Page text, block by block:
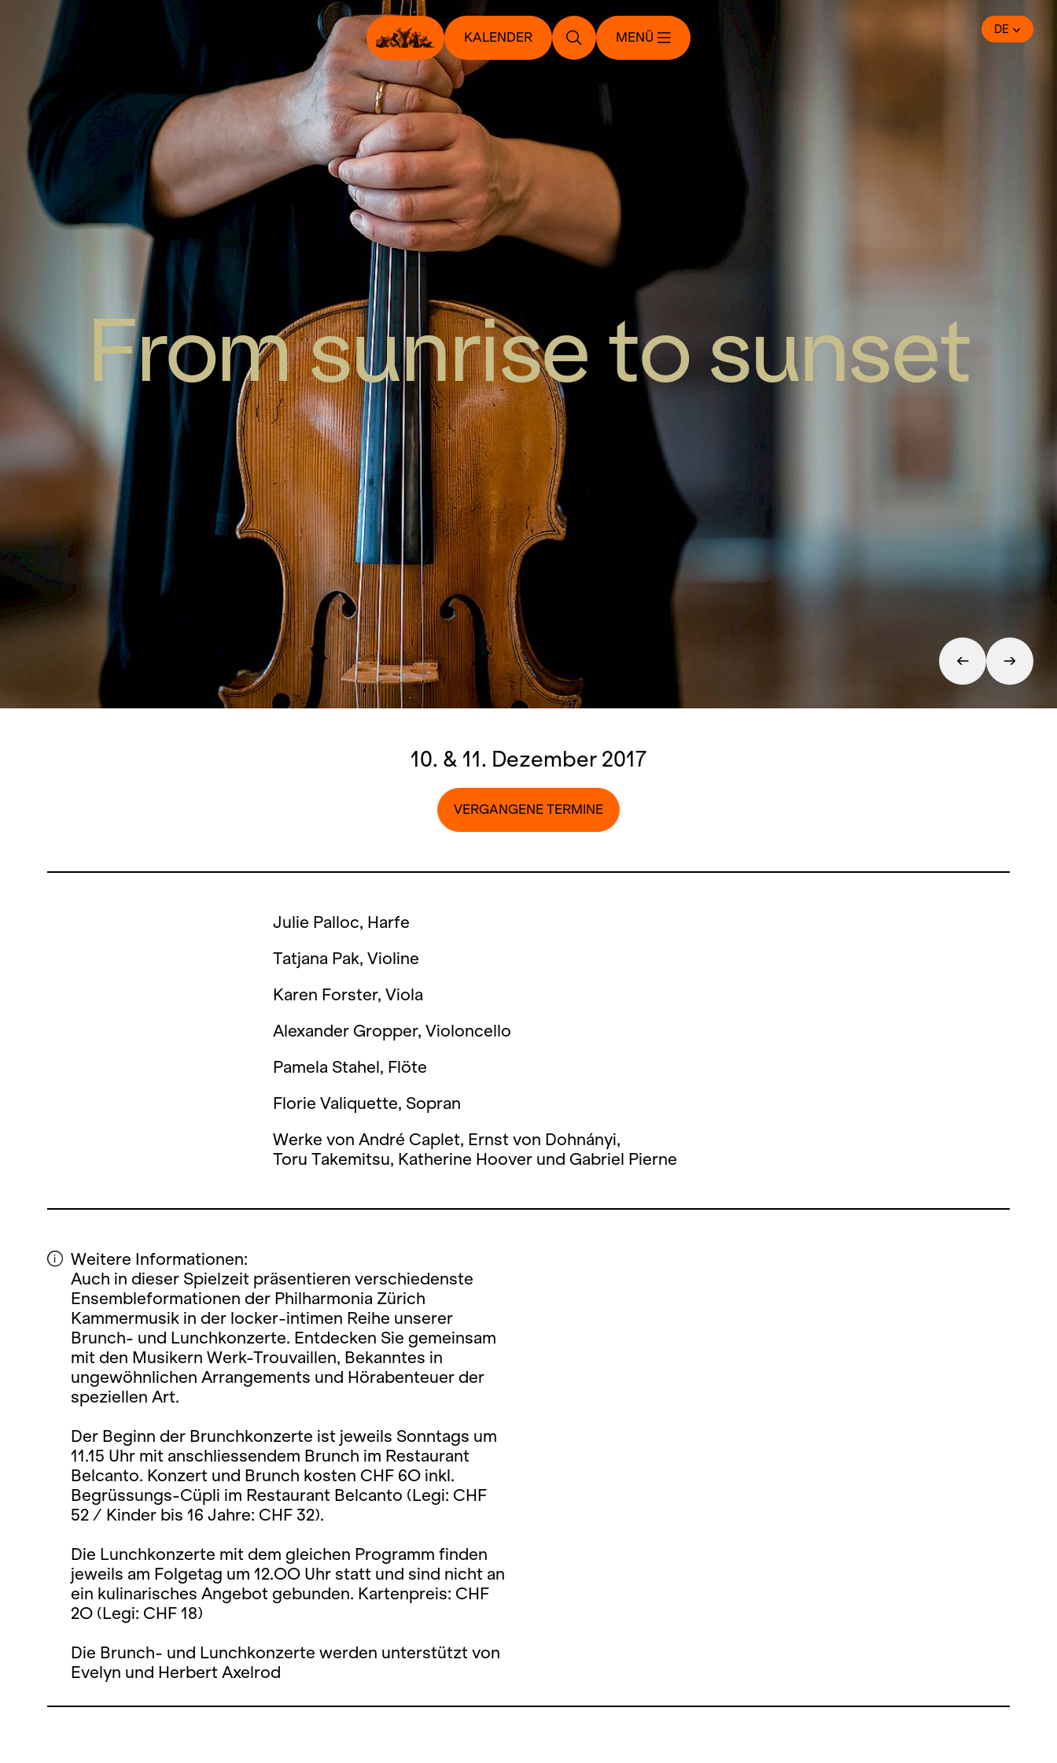
KALENDER MENÜ
DE
From sunrise to sunset
10. & 11. Dezember 2017
VERGANGENE TERMINE
Julie Palloc, Harfe
Tatjana Pak, Violine
Karen Forster, Viola
Alexander Gropper, Violoncello
Pamela Stahel, Flöte
Florie Valiquette, Sopran
Werke von André Caplet, Ernst von Dohnányi,
Toru Takemitsu, Katherine Hoover und Gabriel Pierne
Weitere Informationen:
Auch in dieser Spielzeit präsentieren verschiedenste
Ensembleformationen der Philharmonia Zürich
Kammermusik in der locker-intimen Reihe unserer
Brunch- und Lunchkonzerte. Entdecken Sie gemeinsam
mit den Musikern Werk-Trouvaillen, Bekanntes in
ungewöhnlichen Arrangements und Hörabenteuer der
speziellen Art.
Der Beginn der Brunchkonzerte ist jeweils Sonntags um
11.15 Uhr mit anschliessendem Brunch im Restaurant
Belcanto. Konzert und Brunch kosten CHF 6O inkl.
Begrüssungs-Cüpli im Restaurant Belcanto (Legi: CHF
52 / Kinder bis 16 Jahre: CHF 32).
Die Lunchkonzerte mit dem gleichen Programm finden
jeweils am Folgetag um 12.OO Uhr statt und sind nicht an
ein kulinarisches Angebot gebunden. Kartenpreis: CHF
2O (Legi: CHF 18)
Die Brunch- und Lunchkonzerte werden unterstützt von
Evelyn und Herbert Axelrod